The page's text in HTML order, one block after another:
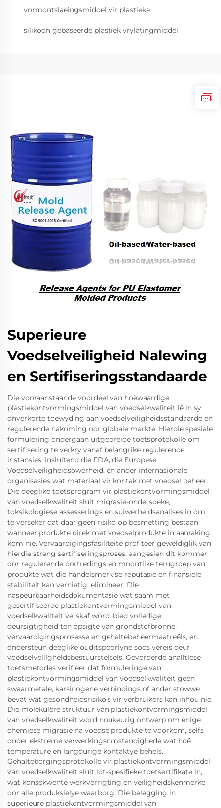
vormontslaeingsmiddel vir plastieke
silikoon gebaseerde plastiek vrylatingmiddel
Superieure
Voedselveiligheid Nalewing
en Sertifiseringsstandaarde
Die vooraanstaande voordeel van hoëwaardige
plastiekontvormingsmiddel van voedselkwaliteit lê in sy
onverkorte toewyding aan voedselveiligheidsstandaarde en
regulerende nakoming oor globale markte. Hierdie spesiale
formulering ondergaan uitgebreide toetsprotokolle om
sertifisering te verkry vanaf belangrike regulerende
instansies, insluitend die FDA, die Europese
Voedselveiligheidsowerheid, en ander internasionale
organisasies wat materiaal vir kontak met voedsel beheer.
Die deeglike toetsprogram vir plastiekontvormingsmiddel
van voedselkwaliteit sluit migrasie-ondersoeke,
toksikologiese assesserings en suiwerheidsanalises in om
te verseker dat daar geen risiko op besmetting bestaan
wanneer produkte direk met voedselprodukte in aanraking
kom nie. Vervaardigingsfasiliteite profiteer geweldiglik van
hierdie streng sertifiseringsproses, aangesien dit kommer
oor regulerende oortredings en moontlike terugroep van
produkte wat die handelsmerk se reputasie en finansiële
stabiliteit kan vernietig, elimineer. Die
naspeurbaarheidsdokumentasie wat saam met
gesertifiseerde plastiekontvormingsmiddel van
voedselkwaliteit verskaf word, bied volledige
deursigtigheid ten opsigte van grondstofbronne,
vervaardigingsprosesse en gehaltebeheermaatreëls, en
ondersteun deeglike ouditspoorlyne soos vereis deur
voedselveiligheidsbestuurstelsels. Gevorderde analitiese
toetsmetodes verifieer dat formuleringe van
plastiekontvormingsmiddel van voedselkwaliteit geen
swaarmetale, karsinogene verbindings of ander stowwe
bevat wat gesondheidsrisiko's vir verbruikers kan inhou nie.
Die molekulêre struktuur van plastiekontvormingsmiddel
van voedselkwaliteit word noukeurig ontwerp om enige
chemiese migrasie na voedselprodukte te voorkom, selfs
onder ekstreme verwerkingsomstandighede wat hoë
temperature en langdurige kontaktye behels.
Gehalteborgingsprotokolle vir plastiekontvormingsmiddel
van voedselkwaliteit sluit lot-spesifieke toetsertifikate in,
wat konsekwente werkverrigting en veiligheidskenmerke
oor alle produksielye waarborg. Die belegging in
superieure plastiekontvormingsmiddel van